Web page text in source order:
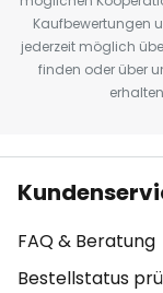
Kaufbewertungen
jederzeit möglich
finden oder über
FAQ & Beratung
Bestellstatus